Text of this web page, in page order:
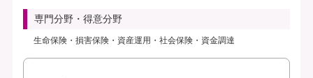
専門分野・得意分野
生命保険・損害保険・資産運用・社会保険・資金調達